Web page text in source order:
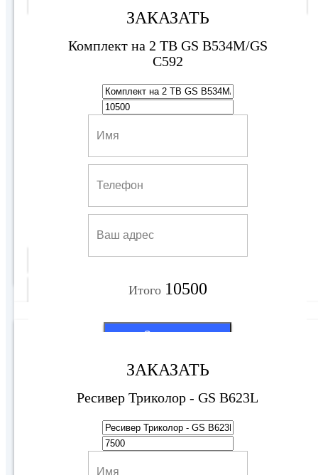
ЗАКАЗАТЬ
Комплект на 2 ТВ GS B534M/GS
C592
Итого 10500
Заказать
Ресивер Триколор - GS B623L
Купить
ЗАКАЗАТЬ
Ресивер Триколор - GS B623L
6500 руб